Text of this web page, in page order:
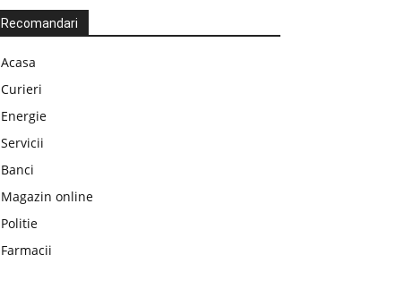
Recomandari
Acasa
Curieri
Energie
Servicii
Banci
Magazin online
Politie
Farmacii